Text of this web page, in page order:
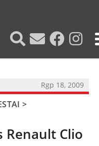
Rgp 18, 2009
>
Renault Clio